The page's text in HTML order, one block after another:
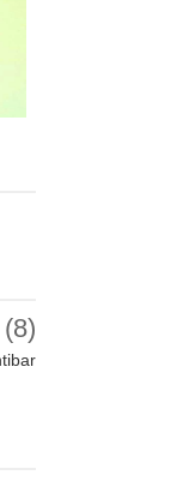
(8)